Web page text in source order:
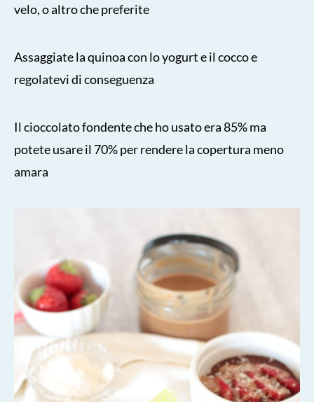
velo, o altro che preferite
Assaggiate la quinoa con lo yogurt e il cocco e
regolatevi di conseguenza
Il cioccolato fondente che ho usato era 85% ma
potete usare il 70% per rendere la copertura meno
amara